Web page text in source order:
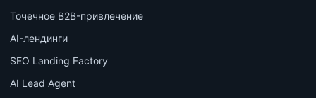
Точечное B2B-привлечение
AI-лендинги
SEO Landing Factory
AI Lead Agent